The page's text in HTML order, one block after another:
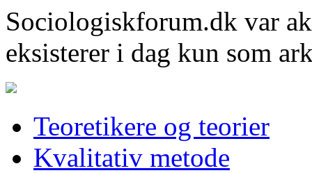
Sociologiskforum.dk var
eksisterer i dag kun som
Teoretikere og teorier
Kvalitativ metode